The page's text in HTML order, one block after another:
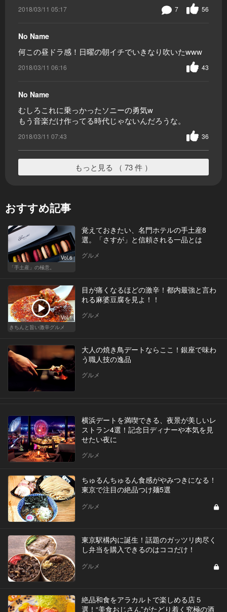
2018/03/11 05:17 56
7
No Name
何この昼ドラ感！日曜の朝イチでいきなり吹いたwww
2018/03/11 06:16 43
No Name
むしろこれに乗っかったソニーの勇気w
もう音楽だけ作ってる時代じゃないんだろうな。
2018/03/11 07:43 36
もっと見る （ 73 件 ）
おすすめ記事
Vol.6
「手土産」の極意。
覚えておきたい、名門ホテルの手土産8
選。「さすが」と信頼される一品とは
グルメ
Vol.1
きちんと旨い激辛グルメ
目が痛くなるほどの激辛！都内最強と言わ
れる麻婆豆腐を見よ！！
グルメ
大人の焼き鳥デートならここ！銀座で味わ
う職人技の逸品
グルメ
横浜デートを満喫できる、夜景が美しいレ
ストラン4選！記念日ディナーや本気を見
せたい夜に
グルメ
ちゅるんちゅるん食感がやみつきになる！
東京で注目の絶品つけ麺5選
グルメ
東京駅構内に誕生！話題のガッツリ肉尽く
し弁当を購入できるのはココだけ！
グルメ
絶品和食をアラカルトで楽しめる店５
選！“美食おじさん”がたどり着く究極の酒